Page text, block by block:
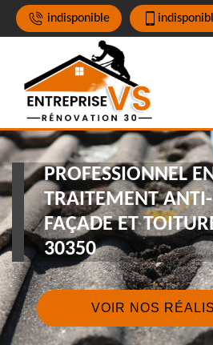
indisponible
PROFESSIONNEL
TRAITEMENT
FAÇADE ET
30350
VOIR NOS